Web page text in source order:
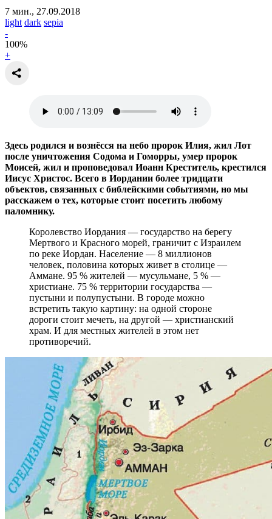
7 мин., 27.09.2018
light dark sepia
-
100%
+
Здесь родился и вознёсся на небо пророк Илия, жил Лот
после уничтожения Содома и Гоморры, умер пророк
Моисей, жил и проповедовал Иоанн Креститель, крестился
Иисус Христос. Всего в Иордании более тридцати
объектов, связанных с библейскими событиями, но мы
расскажем о тех, которые стоит посетить любому
паломнику.
Королевство Иордания — государство на берегу
Мертвого и Красного морей, граничит с Израилем
по реке Иордан. Население — 8 миллионов
человек, половина которых живет в столице —
Аммане. 95 % жителей — мусульмане, 5 % —
христиане. 75 % территории государства —
пустыни и полупустыни. В городе можно
встретить такую картину: на одной стороне
дороги стоит мечеть, на другой — христианский
храм. И для местных жителей в этом нет
противоречий.